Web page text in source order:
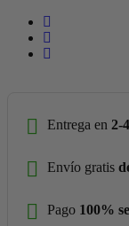
Entrega en 2-
Envío gratis
Pago 100%